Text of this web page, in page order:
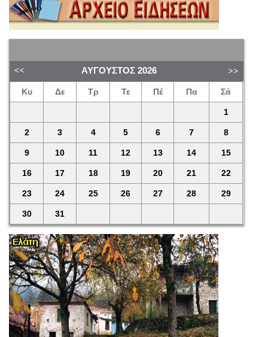
ΑΎΓΟΥΣΤΟΣ 2026
Κυ Δε Τρ Τε Πέ Πα Σά
1
2 3 4 5 6 7 8
9 10 11 12 13 14 15
16 17 18 19 20 21 22
23 24 25 26 27 28 29
30 31